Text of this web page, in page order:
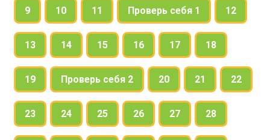
9 10 11 Проверь себя 1 12
13 14 15 16 17 18
19 Проверь себя 2 20 21 22
23 24 25 26 27 28